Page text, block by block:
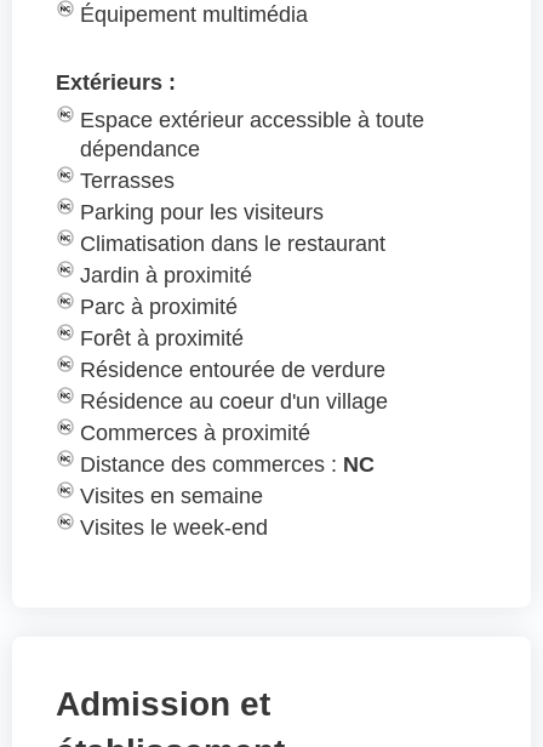
Équipement multimédia
Extérieurs :
Espace extérieur accessible à toute
dépendance
Terrasses
Parking pour les visiteurs
Climatisation dans le restaurant
Jardin à proximité
Parc à proximité
Forêt à proximité
Résidence entourée de verdure
Résidence au coeur d'un village
Commerces à proximité
Distance des commerces : NC
Visites en semaine
Visites le week-end
Admission et